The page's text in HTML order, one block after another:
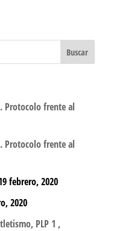
Protocolo frente al
Protocolo frente al
febrero, 2020
2020
PLP 1 ,